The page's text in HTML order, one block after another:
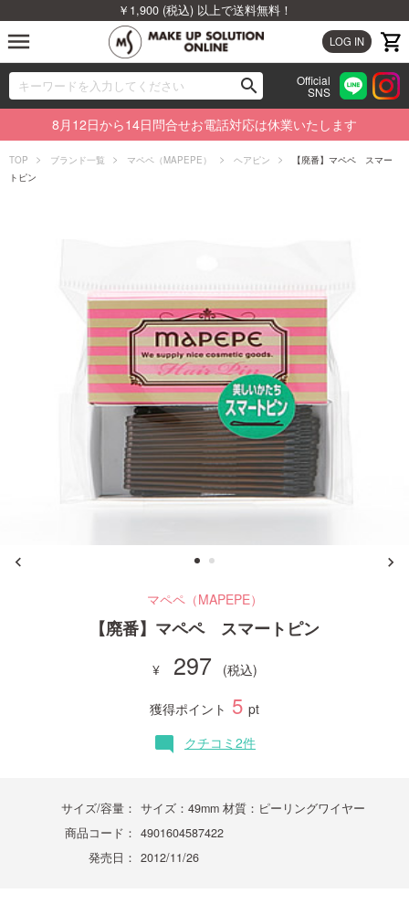
￥1,900 (税込) 以上で送料無料！
LOG IN
menu
search
00
Official
SNS
ブランドから探す
カテゴリから探す
特集から探す
ビューティジャーナルから探す
お問い合わせ
8月12日から14日問合せお電話対応は休業いたします
TOP ブランド一覧 マペペ（MAPEPE） ヘアピン
【廃番】マペペ スマー
トピン
マペペ（MAPEPE）
【廃番】マペペ スマートピン
297
獲得ポイント 5 pt
mode_comment クチコミ2件
サイズ/容量： サイズ：49mm 材質：ピーリングワイヤー
商品コード： 4901604587422
発売日： 2012/11/26